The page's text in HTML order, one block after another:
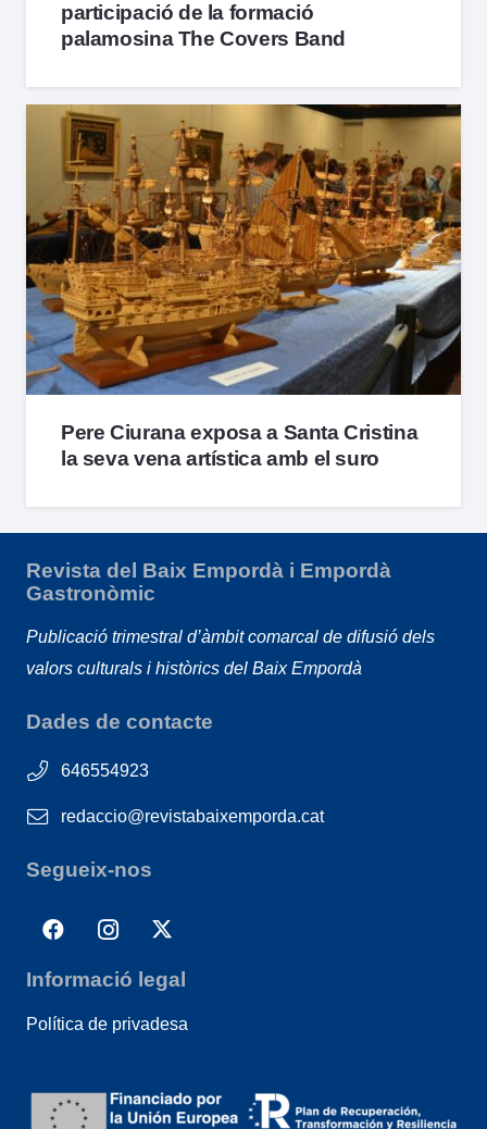
participació de la formació
palamosina The Covers Band
Pere Ciurana exposa a Santa Cristina
la seva vena artística amb el suro
Revista del Baix Empordà i Empordà
Gastronòmic
Publicació trimestral d’àmbit comarcal de difusió dels
valors culturals i històrics del Baix Empordà
Dades de contacte
646554923
redaccio@revistabaixemporda.cat
Segueix-nos
Informació legal
Política de privadesa